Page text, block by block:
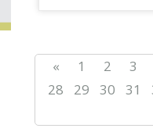
« 1 2 3
28
29 30 31